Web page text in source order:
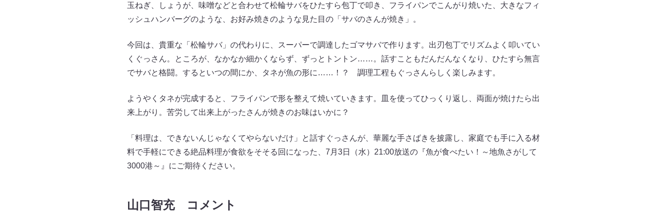
玉ねぎ、しょうが、味噌などと合わせて松輪サバをひたすら包丁で叩き、フライパンでこんがり焼いた、大きなフィ
ッシュハンバーグのような、お好み焼きのような見た目の「サバのさんが焼き」。
今回は、貴重な「松輪サバ」の代わりに、スーパーで調達したゴマサバで作ります。出刃包丁でリズムよく叩いてい
くぐっさん。ところが、なかなか細かくならず、ずっとトントン……。話すこともだんだんなくなり、ひたすら無言
でサバと格闘。するといつの間にか、タネが魚の形に……！？ 調理工程もぐっさんらしく楽しみます。
ようやくタネが完成すると、フライパンで形を整えて焼いていきます。皿を使ってひっくり返し、両面が焼けたら出
来上がり。苦労して出来上がったさんが焼きのお味はいかに？
「料理は、できないんじゃなくてやらないだけ」と話すぐっさんが、華麗な手さばきを披露し、家庭でも手に入る材
料で手軽にできる絶品料理が食欲をそそる回になった、7月3日（水）21:00放送の『魚が食べたい！～地魚さがして
3000港～』にご期待ください。
山口智充 コメント